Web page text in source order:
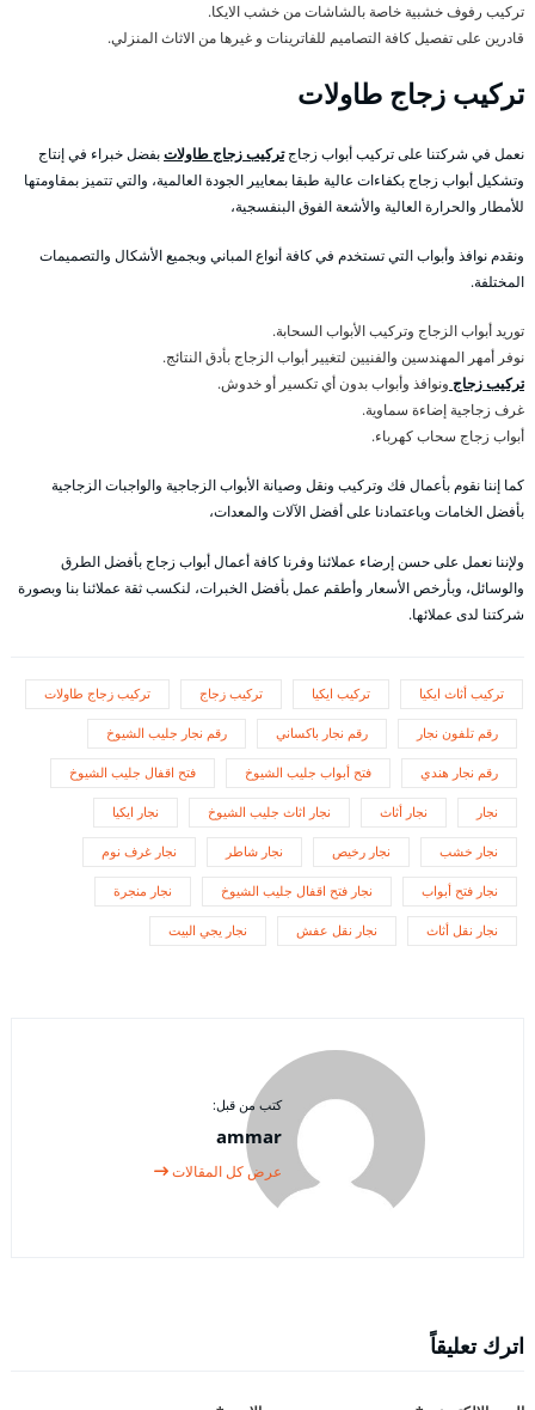
تركيب رفوف خشبية خاصة بالشاشات من خشب الايكا.
قادرين على تفصيل كافة التصاميم للفاترينات و غيرها من الاثاث المنزلي.
تركيب زجاج طاولات
نعمل في شركتنا على تركيب أبواب زجاجتركيب زجاج طاولاتبفضل خبراء في إنتاج
وتشكيل أبواب زجاج بكفاءات عالية طبقا بمعايير الجودة العالمية، والتي تتميز بمقاومتها
للأمطار والحرارة العالية والأشعة الفوق البنفسجية،
ونقدم نوافذ وأبواب التي تستخدم في كافة أنواع المباني وبجميع الأشكال والتصميمات
المختلفة.
توريد أبواب الزجاج وتركيب الأبواب السحابة.
نوفر أمهر المهندسين والفنيين لتغيير أبواب الزجاج بأدق النتائج.
تركيب زجاج ونوافذ وأبواب بدون أي تكسير أو خدوش.
غرف زجاجية إضاءة سماوية.
أبواب زجاج سحاب كهرباء.
كما إننا نقوم بأعمال فك وتركيب ونقل وصيانة الأبواب الزجاجية والواجبات الزجاجية
بأفضل الخامات وباعتمادنا على أفضل الآلات والمعدات،
ولإننا نعمل على حسن إرضاء عملائنا وفرنا كافة أعمال أبواب زجاج بأفضل الطرق
والوسائل، وبأرخص الأسعار وأطقم عمل بأفضل الخبرات، لنكسب ثقة عملائنا بنا وبصورة
شركتنا لدى عملائها.
تركيب أثاث ايكيا تركيب ايكيا تركيب زجاج تركيب زجاج طاولات
رقم تلفون نجار رقم نجار باكساني رقم نجار جليب الشيوخ
رقم نجار هندي فتح أبواب جليب الشيوخ فتح اقفال جليب الشيوخ
نجار نجار أثاث نجار اثاث جليب الشيوخ نجار ايكيا
نجار خشب نجار رخيص نجار شاطر نجار غرف نوم
نجار فتح أبواب نجار فتح اقفال جليب الشيوخ نجار منجرة
نجار نقل أثاث نجار نقل عفش نجار يجي البيت
كتب من قبل:
ammar
عرض كل المقالات
اترك تعليقاً